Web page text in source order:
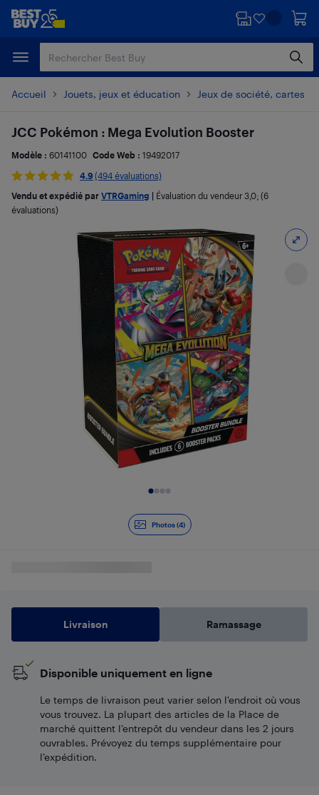
Passer
principal
Passer
Accueil Jouets, jeux et éducation Jeux de société, cartes
Photos (4)
JCC Pokémon : Mega Evolution Booster
Modèle : 60141100 Code Web : 19492017
4.9 (494 évaluations)
Vendu et expédié par VTRGaming Évaluation du vendeur 3,0; (6
évaluations)
Livraison Ramassage
Disponible uniquement en ligne
Le temps de livraison peut varier selon l'endroit où vous
vous trouvez. La plupart des articles de la Place de
marché quittent l’entrepôt du vendeur dans les 2 jours
ouvrables. Prévoyez du temps supplémentaire pour
l’expédition.